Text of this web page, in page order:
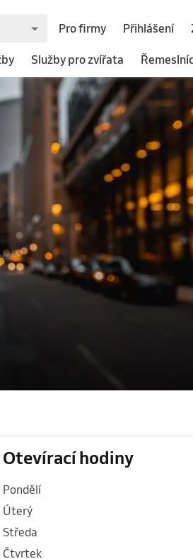
Pro firmy Přihlášení
Služby pro zvířata
Otevírací hodiny
pondělí
úterý
středa
čtvrtek